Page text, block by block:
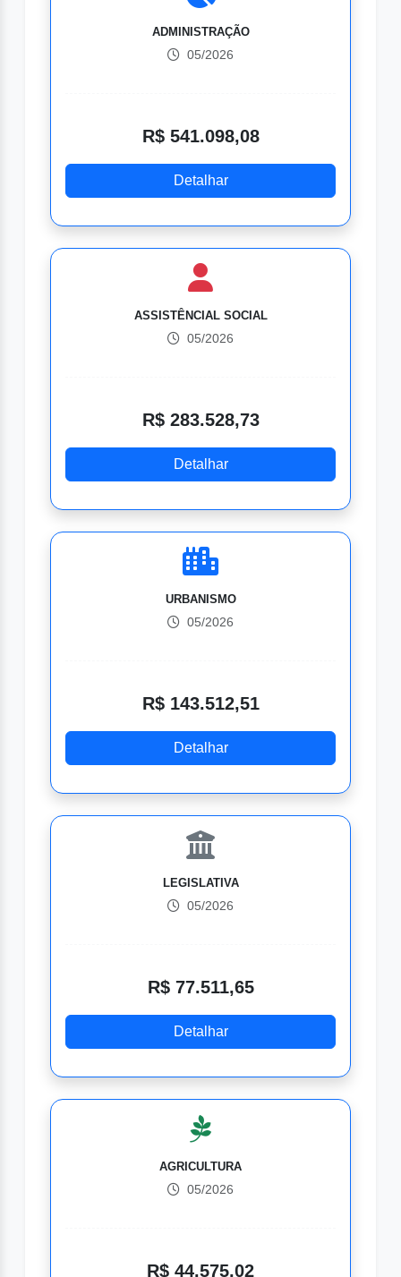
ADMINISTRAÇÃO
05/2026
R$ 541.098,08
Detalhar
ASSISTÊNCIAL SOCIAL
05/2026
R$ 283.528,73
Detalhar
URBANISMO
05/2026
R$ 143.512,51
Detalhar
LEGISLATIVA
05/2026
R$ 77.511,65
Detalhar
AGRICULTURA
05/2026
R$ 44.575,02